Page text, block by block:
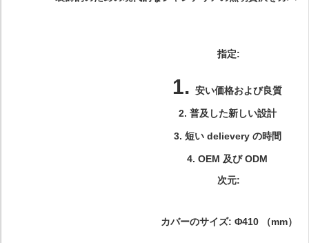
指定:
1. 安い価格および良質
2. 普及した新しい設計
3. 短い delievery の時間
4. OEM 及び ODM
次元:
カバーのサイズ: Φ410 （mm）